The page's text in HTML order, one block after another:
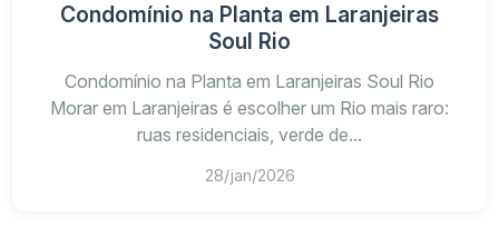
Condomínio na Planta em Laranjeiras
Soul Rio
Condomínio na Planta em Laranjeiras Soul Rio
Morar em Laranjeiras é escolher um Rio mais raro:
ruas residenciais, verde de...
28/jan/2026